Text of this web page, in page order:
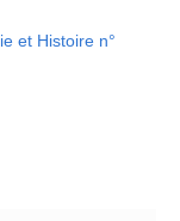
et Histoire n°